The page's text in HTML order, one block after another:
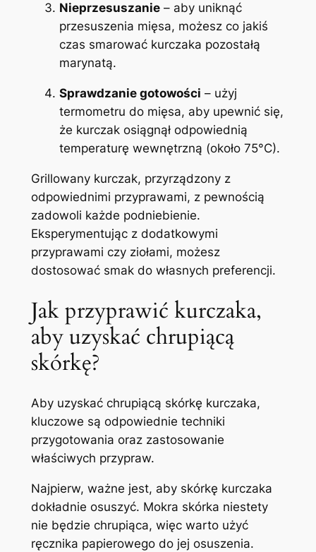
Nieprzesuszanie– aby uniknąć
przesuszenia mięsa, możesz co jakiś
czas smarować kurczaka pozostałą
marynatą.
Sprawdzanie gotowości – użyj
termometru do mięsa, aby upewnić się,
że kurczak osiągnął odpowiednią
temperaturę wewnętrzną (około 75°C).
Grillowany kurczak, przyrządzony z
odpowiednimi przyprawami, z pewnością
zadowoli każde podniebienie.
Eksperymentując z dodatkowymi
przyprawami czy ziołami, możesz
dostosować smak do własnych preferencji.
Jak przyprawić kurczaka,
aby uzyskać chrupiącą
skórkę?
Aby uzyskać chrupiącą skórkę kurczaka,
kluczowe są odpowiednie techniki
przygotowania oraz zastosowanie
właściwych przypraw.
Najpierw, ważne jest, aby skórkę kurczaka
dokładnie osuszyć. Mokra skórka niestety
nie będzie chrupiąca, więc warto użyć
ręcznika papierowego do jej osuszenia.